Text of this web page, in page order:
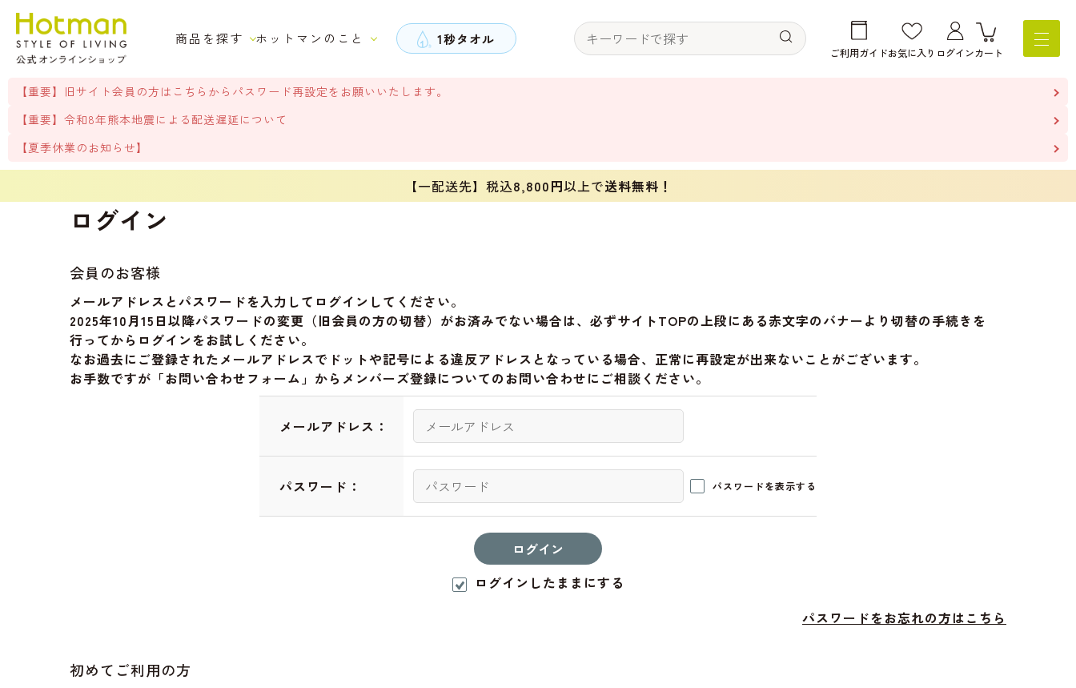
商品を探す ホットマンのこと 1秒タオル
ご利用ガイドお気に入り ログインカート
【重要】旧サイト会員の方はこちらからパスワード再設定をお願いいたします。
【重要】令和8年熊本地震による配送遅延について
【夏季休業のお知らせ】
【一配送先】税込8,800円以上で送料無料！
ログイン
会員のお客様
メールアドレスとパスワードを入力してログインしてください。
2025年10月15日以降パスワードの変更（旧会員の方の切替）がお済みでない場合は、必ずサイトTOPの上段にある赤文字のバナーより切替の手続きを
行ってからログインをお試しください。
なお過去にご登録されたメールアドレスでドットや記号による違反アドレスとなっている場合、正常に再設定が出来ないことがございます。
お手数ですが「お問い合わせフォーム」からメンバーズ登録についてのお問い合わせにご相談ください。
メールアドレス：
パスワード： パスワードを表示する
ログインしたままにする
パスワードをお忘れの方はこちら
初めてご利用の方